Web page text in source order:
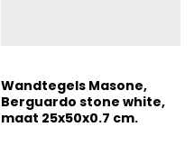
Wandtegels Masone,
Berguardo stone white,
maat 25x50x0.7 cm.